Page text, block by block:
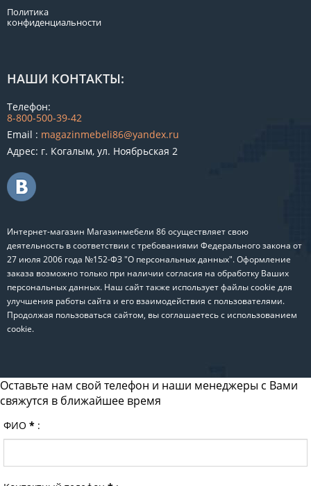
Политика
конфиденциальности
НАШИ КОНТАКТЫ:
Телефон:
8-800-500-39-42
Email : magazinmebeli86@yandex.ru
Адрес: г. Когалым, ул. Ноябрьская 2
Интернет-магазин Магазинмебели 86 осуществляет свою
деятельность в соответствии с требованиями Федерального закона от
27 июля 2006 года №152-ФЗ "О персональных данных". Оформление
заказа возможно только при наличии согласия на обработку Ваших
персональных данных. Наш сайт также использует файлы cookie для
улучшения работы сайта и его взаимодействия с пользователями.
Продолжая пользоваться сайтом, вы соглашаетесь с использованием
cookie.
Оставьте нам свой телефон и наши менеджеры с Вами
свяжутся в ближайшее время
ФИО * :